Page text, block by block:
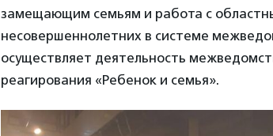
замещающим семьям и работа с
несовершеннолетних в системе
осуществляет деятельность
реагирования «Ребенок и семья».